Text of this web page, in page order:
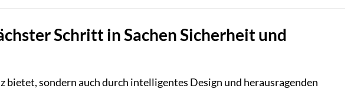
Schritt in Sachen Sicherheit und
bietet, sondern auch durch intelligentes Design und herausragenden